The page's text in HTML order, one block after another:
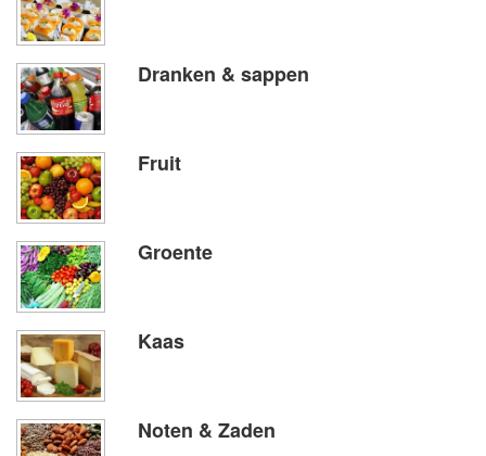
Dranken & sappen
Fruit
Groente
Kaas
Noten & Zaden